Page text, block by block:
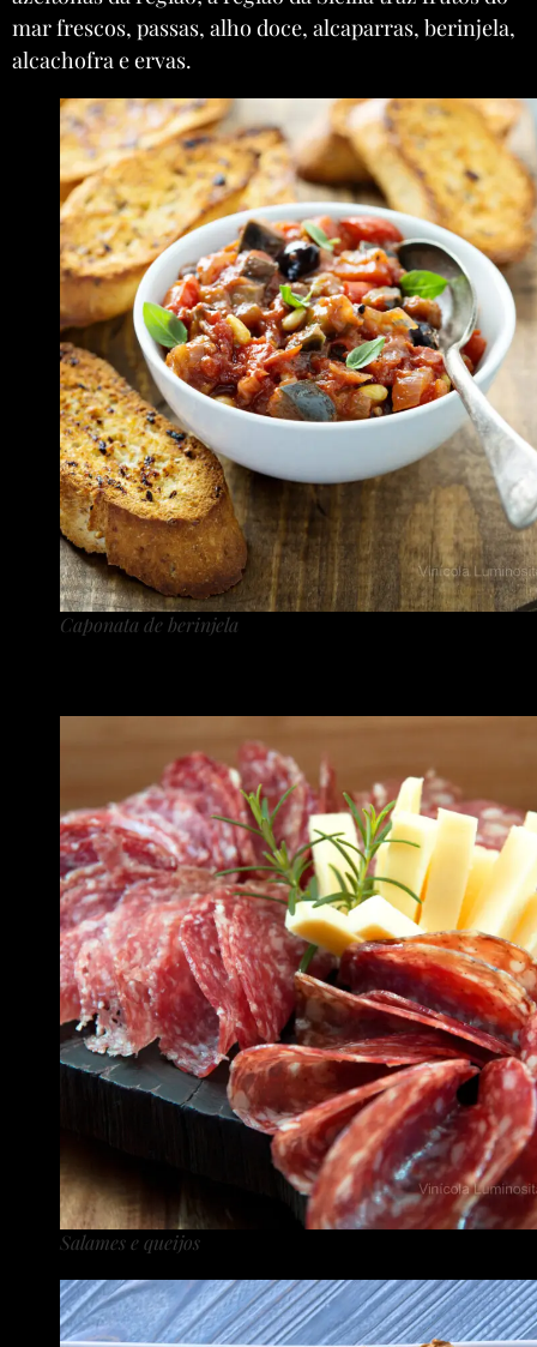
mar frescos, passas, alho doce, alcaparras, berinjela,
alcachofra e ervas.
Caponata de berinjela
Salames e queijos